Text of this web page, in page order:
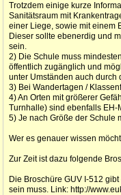
Trotzdem einige kurze
Sanitätsraum mit
einer Liege, sowie mit einem
Dieser sollte ebenerdig und
sein.
2) Die Schule muss
öffentlich zugänglich und
unter Umständen auch durch
3) Bei Wandertagen /
4) An Orten mit größerer
Turnhalle) sind ebenfalls EH-
5) Je nach Größe der Schule
Wer es genauer wissen
Zur Zeit ist dazu folgende
Die Broschüre GUV I-512
sein muss. Link: http://